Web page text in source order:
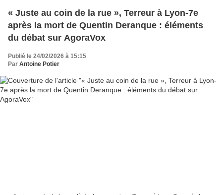
« Juste au coin de la rue », Terreur à Lyon-7e
après la mort de Quentin Deranque : éléments
du débat sur AgoraVox
Publié le 24/02/2026 à 15:15
Par Antoine Potier